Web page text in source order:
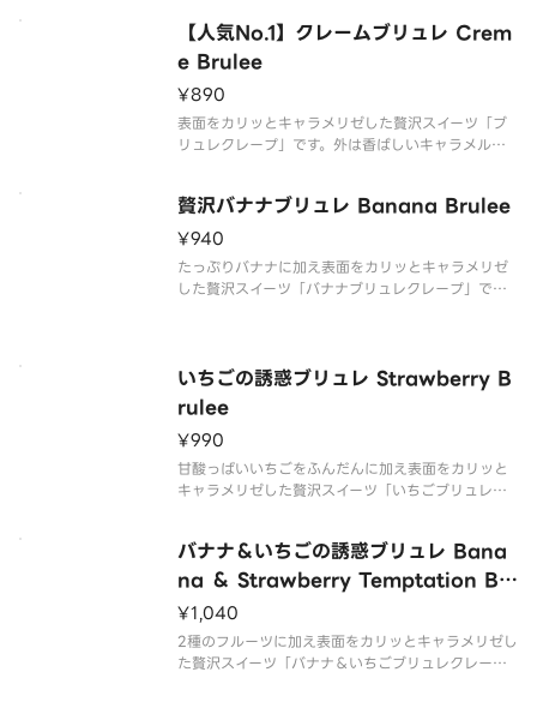
【人気No.1】クレームブリュレ ​​Crem
e Brulee
¥890
表面をカリッとキャラメリゼした贅沢スイーツ「ブ
リュレクレープ」です。外は香ばしいキャラメルの
す。一口ごとに異なる食感をお楽しみいただけます。
※クレープのサイズをお選
贅沢バナナブリュレ ​Banana Brulee
¥940
たっぷりバナナに加え表面をカリッとキャラメリゼ
した贅沢スイーツ「バナナブリュレクレープ」で
とに異なる食感をお楽しみいただけ
いちごの誘惑ブリュレ Strawberry B
rulee
¥990
甘酸っぱいいちごをふんだんに加え表面をカリッと
キャラメリゼした贅沢スイーツ「いちごブリュレク
濃厚なカスタードクリームといちごが詰まっていま
す。一口ごとに異なる食感をお楽
バナナ＆いちごの誘惑ブリュレ ​​Bana
na ＆ Strawberry Temptation Br
ulee
¥1,040
2種のフルーツに加え表面をカリッとキャラメリゼし
た贅沢スイーツ「バナナ＆いちごブリュレクレー